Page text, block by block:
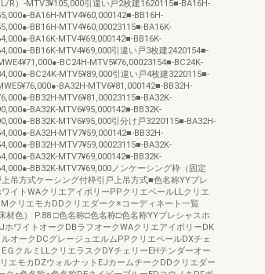
L/R）-MTV3¥105,000引違い戸2枚建1620115■-BA16H-
BA16H-MTV4¥60,000142■-BB16H-
BB16H-MTV4¥60,00023115■-BA16K-
BA16K-MTV4¥69,000142■-BB16K-
BB16K-MTV4¥69,000引違い戸3枚建2420154■-
BC24H-MTV5¥76,00023154■-BC24K-
BC24K-MTV5¥89,000引違い戸4枚建3220115■-
BA32H-MTV6¥81,000142■-BB32H-
BB32H-MTV6¥81,00023115■-BA32K-
BA32K-MTV6¥95,000142■-BB32K-
BB32K-MTV6¥95,000引分け戸3220115■-BA32H-
BA32H-MTV7¥59,000142■-BB32H-
BB32H-MTV7¥59,00023115■-BA32K-
BA32K-MTV7¥69,000142■-BB32K-
BB32K-MTV7¥69,000ノンケーシング枠（固定
吊方式ケーシング付枠引戸上吊方式■色名称YYプレ
ワイトWAクリエアイボリーPPクリエペールLLクリエ
クリエモカDDクリエダーク※コーディネート一覧
床材色） P.88 □色名称□色名称□色名称YYプレシャスホ
ホワイトオークDBラフオークWAクリエアイボリーDK
オークDCグレージュエルムPPクリエペールDXチェ
ＧクルミLLクリエラスクDYチェリーEHテンダーオー
エモカDZウォルナットEJカームチークDDクリエダー